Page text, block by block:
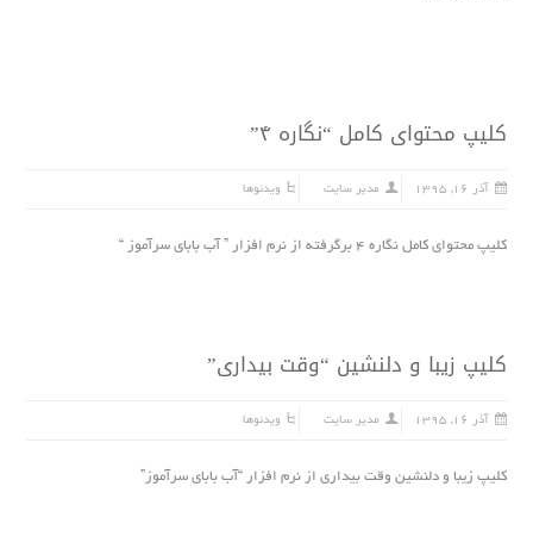
کلیپ محتوای کامل “نگاره ۴”
آذر ۱۶, ۱۳۹۵ مدیر سایت ویدئوها
کلیپ محتوای کامل نگاره ۴ برگرفته از نرم افزار ” آب بابای سرآموز “
کلیپ زیبا و دلنشین “وقت بیدارى”
آذر ۱۶, ۱۳۹۵ مدیر سایت ویدئوها
کلیپ زیبا و دلنشین وقت بیدارى از نرم افزار “آب بابای سرآموز”